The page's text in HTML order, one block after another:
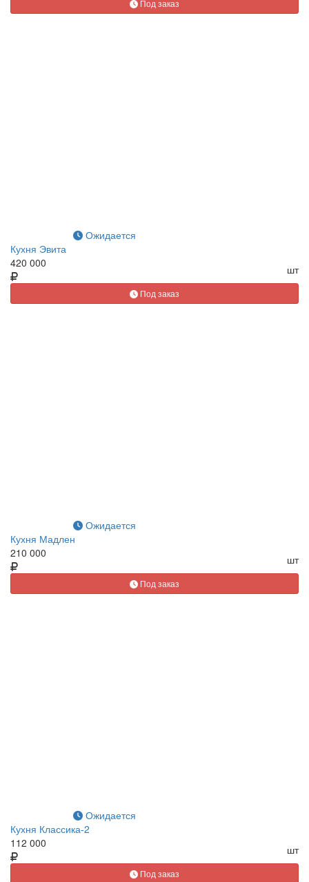
Под заказ
Ожидается
Кухня Эвита
420 000
шт
Под заказ
Ожидается
Кухня Мадлен
210 000
шт
Под заказ
Ожидается
Кухня Классика-2
112 000
шт
Под заказ